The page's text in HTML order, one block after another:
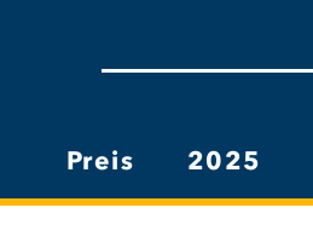
Hauptnavigation
Preis 2025